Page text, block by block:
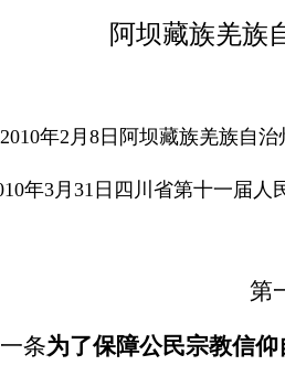
阿坝藏族羌族
2010年2 月 8日阿坝藏族羌族自
年3月31 日四川省第十一届人
第
条为了保障公民宗教信